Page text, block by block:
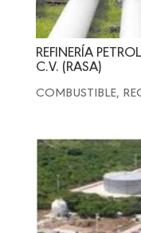
REFINERÍA
C.V. (RASA)
COMBUSTIBLE,